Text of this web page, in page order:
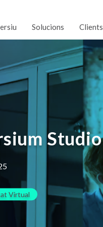
Solucions Clients
Studio
Virtual